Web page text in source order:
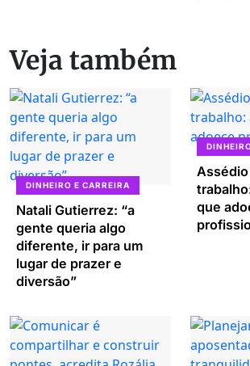
Veja também
DINHEIRO E CARREIRA
Natali Gutierrez: “a
gente queria algo
diferente, ir para um
lugar de prazer e
diversão”
que